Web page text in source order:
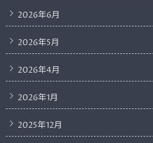
2026年6月
2026年5月
2026年4月
2026年1月
2025年12月